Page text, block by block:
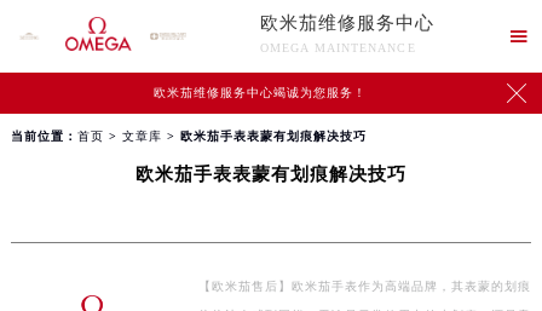
欧米茄维修服务中心
OMEGA MAINTENANCE

欧米茄维修服务中心竭诚为您服务！ 
当前位置： 首页 > 文章库 > 欧米茄手表表蒙有划痕解决技巧
欧米茄手表表蒙有划痕解决技巧
【欧米茄售后】欧米茄手表作为高端品牌，其表蒙的划痕